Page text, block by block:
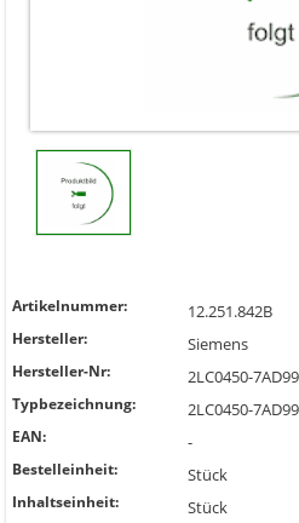
Artikelnummer: 12.251.842B
Hersteller: Siemens
Hersteller-Nr: 2LC0450-
Typbezeichnung: 2LC0450-
EAN: -
Bestelleinheit: Stück
Inhaltseinheit: Stück